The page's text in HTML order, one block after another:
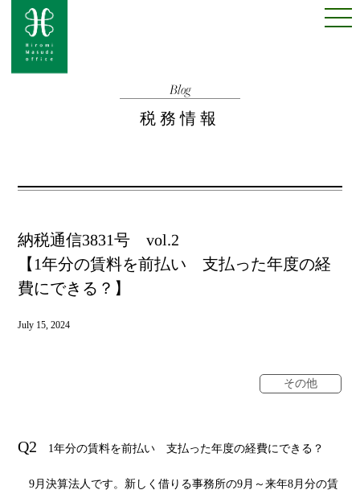
Blog
税務情報
納税通信3831号 vol.2
【1年分の賃料を前払い 支払った年度の経
費にできる？】
July 15, 2024
その他
Q2 1年分の賃料を前払い 支払った年度の経費にできる？
9月決算法人です。新しく借りる事務所の9月～来年8月分の賃